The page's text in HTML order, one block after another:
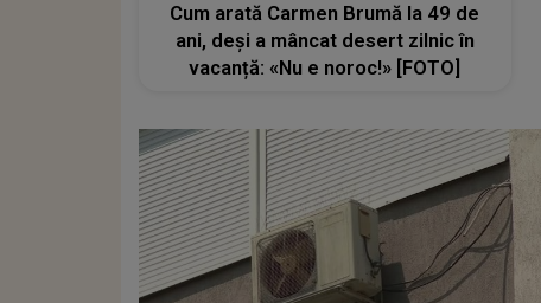
Cum arată Carmen Brumă la 49 de
ani, deși a mâncat desert zilnic în
vacanță: «Nu e noroc!» [FOTO]